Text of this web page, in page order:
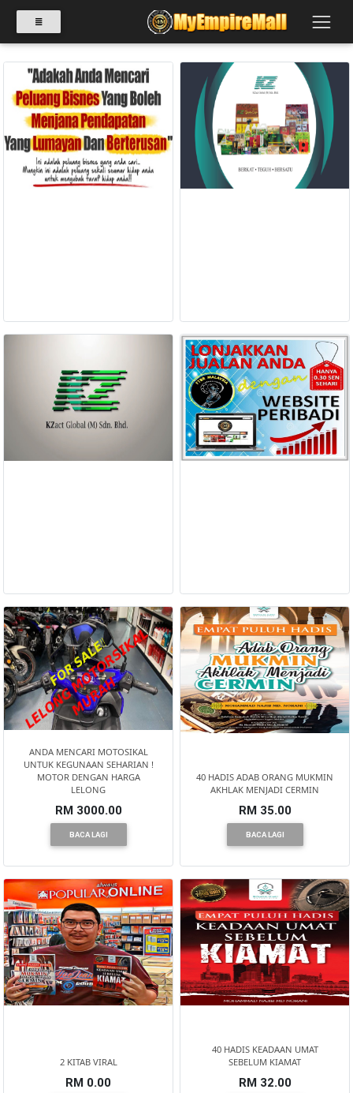
ANDA MENCARI MOTOSIKAL
UNTUK KEGUNAAN SEHARIAN !
MOTOR DENGAN HARGA
LELONG
RM 3000.00
BACA LAGI
40 HADIS ADAB ORANG MUKMIN
AKHLAK MENJADI CERMIN
RM 35.00
BACA LAGI
2 KITAB VIRAL
RM 0.00
40 HADIS KEADAAN UMAT
SEBELUM KIAMAT
RM 32.00
SELECT
CATEGORY
PRODUK(0)
PERNIAGAAN
FESYEN
WANITA(0)
WANGI(8)
PENDIDIKAN(19)
DERMA
DAN
TUDUNG(0)
ARTIKEL(14)
PEMBORONG(2)
PRODUK
DIGITAL(29)
MAKANAN(25)
PERNIAGAAN(41)